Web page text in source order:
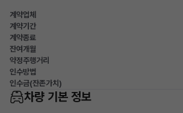
계약업체
계약기간
계약종료
잔여개월
약정주행거리
인수방법
인수금(잔존가치)
차량 기본 정보